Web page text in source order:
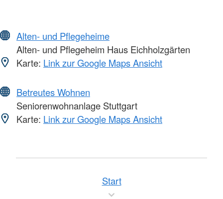
Alten- und Pflegeheime
Alten- und Pflegeheim Haus Eichholzgärten
Karte: Link zur Google Maps Ansicht
Betreutes Wohnen
Seniorenwohnanlage Stuttgart
Karte: Link zur Google Maps Ansicht
Start